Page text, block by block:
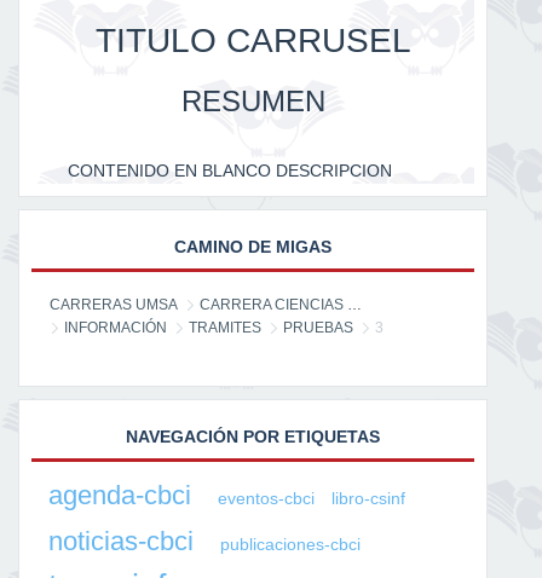
TITULO CARRUSEL
RESUMEN
CONTENIDO EN BLANCO DESCRIPCION
CAMINO DE MIGAS
CARRERAS UMSA
CARRERA CIENCIAS DE LA INFORMACIÓN
INFORMACIÓN
TRAMITES PRUEBAS 3
NAVEGACIÓN POR ETIQUETAS
agenda-cbci eventos-cbci libro-csinf
noticias-cbci publicaciones-cbci